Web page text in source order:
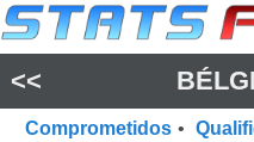
<<
Comprometidos •